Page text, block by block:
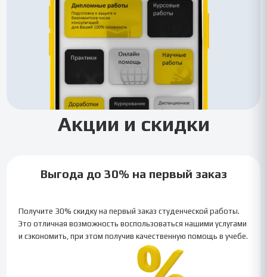
Акции и скидки
Выгода до 30% на первый заказ
Получите 30% скидку на первый заказ студенческой работы.
Это отличная возможность воспользоваться нашими услугами
и сэкономить, при этом получив качественную помощь в учебе.